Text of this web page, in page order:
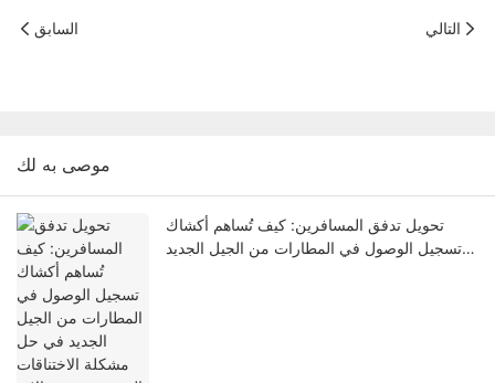
السابق التالي
موصى به لك
تحويل تدفق المسافرين: كيف تُساهم أكشاك
تسجيل الوصول في المطارات من الجيل الجديد